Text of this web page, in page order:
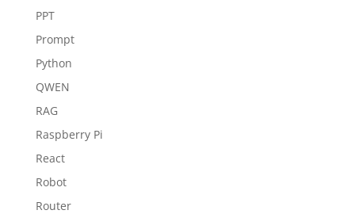
PPT
Prompt
Python
QWEN
RAG
Raspberry Pi
React
Robot
Router